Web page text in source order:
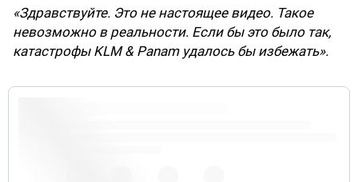
«Здравствуйте. Это не настоящее видео. Такое
невозможно в реальности. Если бы это было так,
катастрофы KLM & Panam удалось бы избежать».
Couldn't have been possible without the blessing of